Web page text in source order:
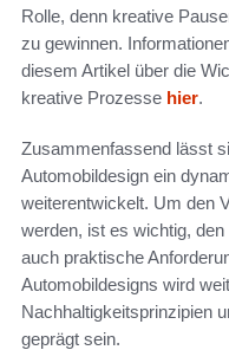
Rolle, denn kreative
zu gewinnen.
diesem Artikel über die
kreative Prozesse hier.
Zusammenfassend lässt
Automobildesign ein
weiterentwickelt. Um den
werden, ist es wichtig,
auch praktische
Automobildesigns wird
Nachhaltigkeitsprinzipien
geprägt sein.